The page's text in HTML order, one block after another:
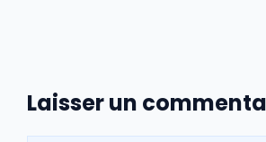
Laisser un